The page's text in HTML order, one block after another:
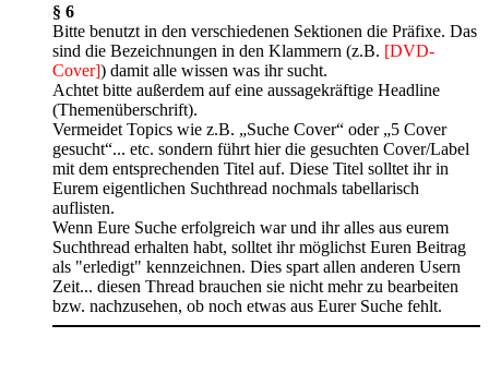
§ 6
Bitte benutzt in den verschiedenen Sektionen die Präfixe. Das
sind die Bezeichnungen in den Klammern (z.B. [DVD-
Cover]) damit alle wissen was ihr sucht.
Achtet bitte außerdem auf eine aussagekräftige Headline
(Themenüberschrift).
Vermeidet Topics wie z.B. „Suche Cover“ oder „5 Cover
gesucht“... etc. sondern führt hier die gesuchten Cover/Label
mit dem entsprechenden Titel auf. Diese Titel solltet ihr in
Eurem eigentlichen Suchthread nochmals tabellarisch
auflisten.
Wenn Eure Suche erfolgreich war und ihr alles aus eurem
Suchthread erhalten habt, solltet ihr möglichst Euren Beitrag
als "erledigt" kennzeichnen. Dies spart allen anderen Usern
Zeit... diesen Thread brauchen sie nicht mehr zu bearbeiten
bzw. nachzusehen, ob noch etwas aus Eurer Suche fehlt.